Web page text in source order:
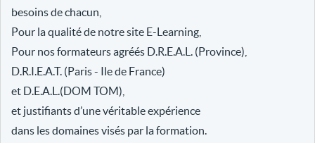
besoins de chacun,
Pour la qualité de notre site E-Learning,
Pour nos formateurs agréés D.R.E.A.L. (Province),
D.R.I.E.A.T. (Paris - Ile de France)
et D.E.A.L.(DOM TOM),
et justifiants d’une véritable expérience
dans les domaines visés par la formation.